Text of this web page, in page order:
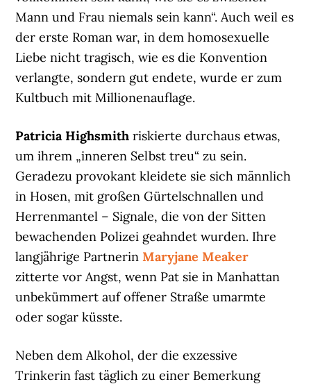
Mann und Frau niemals sein kann“. Auch weil es
der erste Roman war, in dem homosexuelle
Liebe nicht tragisch, wie es die Konvention
verlangte, sondern gut endete, wurde er zum
Kultbuch mit Millionenauflage.
Patricia Highsmith riskierte durchaus etwas,
um ihrem „inneren Selbst treu“ zu sein.
Geradezu provokant kleidete sie sich männlich
in Hosen, mit großen Gürtelschnallen und
Herrenmantel – Signale, die von der Sitten
bewachenden Polizei geahndet wurden. Ihre
langjährige PartnerinMaryjane Meaker
zitterte vor Angst, wenn Pat sie in Manhattan
unbekümmert auf offener Straße umarmte
oder sogar küsste.
Neben dem Alkohol, der die exzessive
Trinkerin fast täglich zu einer Bemerkung